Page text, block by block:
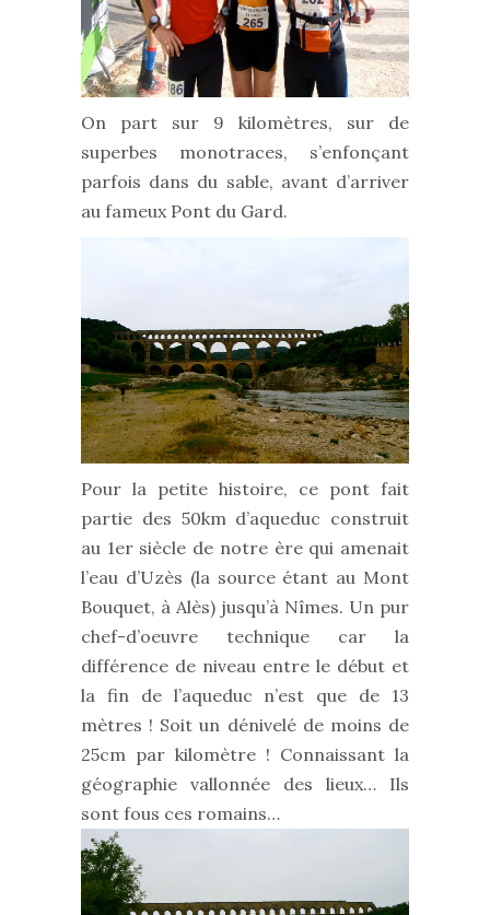
On part sur 9 kilomètres, sur de
superbes monotraces, s’enfonçant
parfois dans du sable, avant d’arriver
au fameux Pont du Gard.
Pour la petite histoire, ce pont fait
partie des 50km d’aqueduc construit
au 1er siècle de notre ère qui amenait
l’eau d’Uzès (la source étant au Mont
Bouquet, à Alès) jusqu’à Nîmes. Un pur
chef-d’oeuvre technique car la
différence de niveau entre le début et
la fin de l’aqueduc n’est que de 13
mètres ! Soit un dénivelé de moins de
25cm par kilomètre ! Connaissant la
géographie vallonnée des lieux… Ils
sont fous ces romains…